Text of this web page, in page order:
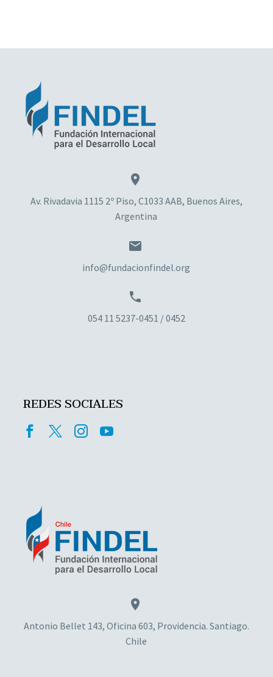


Av. Rivadavia 1115 2º Piso, C1033 AAB, Buenos Aires,
Argentina


info@fundacionfindel.org


054 11 5237-0451 / 0452
REDES SOCIALES


Antonio Bellet 143, Oficina 603, Providencia. Santiago.
Chile